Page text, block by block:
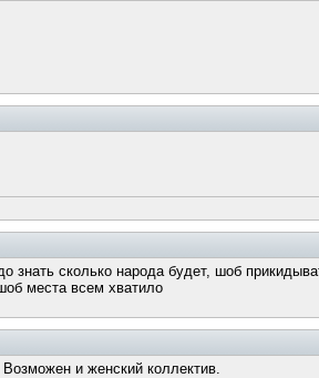
сколько народа будет, шоб
места всем хватило
и женский коллектив.